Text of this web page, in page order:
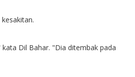
Dil Bahar. "Dia ditembak pada